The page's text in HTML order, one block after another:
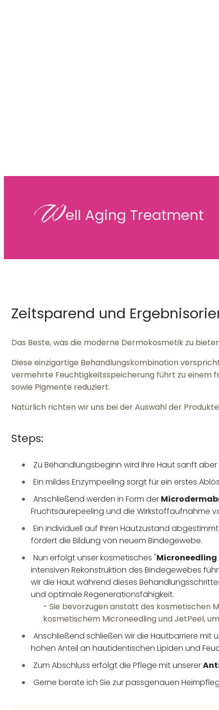
Well Aging Treatment
Zeitsparend und
Das Beste, was die moderne Dermokosmetik zu
Diese einzigartige Behandlungskombination
vermehrte Feuchtigkeitsspeicherung führt zu einem
sowie Pigmente reduziert.
Natürlich richten wir uns bei der Auswahl der
Steps:
Zu Behandlungsbeginn wird Ihre Haut sanft
Ein mildes Enzympeeling sorgt für ein erstes
Anschließend werden in Form der
Fruchtsäurepeeling und die Wirkstoffaufnahme
Ein individuell auf Ihren Hautzustand
fördert die Bildung von neuem Bindegewebe.
Nun erfolgt unser kosmetisches "Microneedling
intensiven Rekonstruktion des Bindegewebes
wir die Haut während dieses
und optimale Regenerationsfähigkeit.
- Sie bevorzugen anstatt des kosmetischen
kosmetischem Microneedling und JetPeel,
Anschließend schließen wir die Hautbarriere mit
hohen Anteil an hautidentischen Lipiden und
Zum Abschluss erfolgt die Pflege mit unserer
Gerne berate ich Sie zur passgenauen